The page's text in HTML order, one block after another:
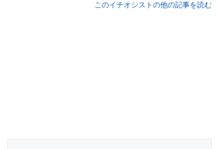
ー、ちょっとした雑学等、商品のディープな魅力を発信している。
このイチオシストの他の記事を読む